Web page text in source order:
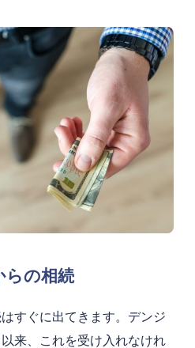
らの相続
すぐに出てきます。デンジ
来、これを受け入れなけれ